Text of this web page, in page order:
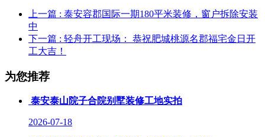
上一篇 : 泰安容郡国际一期180平米装修，窗户拆除安装
中
下一篇 : 轻舟开工现场： 恭祝肥城桃源名郡福宅金日开
工大吉！
为您推荐
泰安泰山院子合院别墅装修工地实拍
2026-07-18